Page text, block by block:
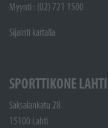
Myynti : (02) 721 1500
Sijainti kartalla
SPORTTIKONE LAHTI
Saksalankatu 28
15100 Lahti